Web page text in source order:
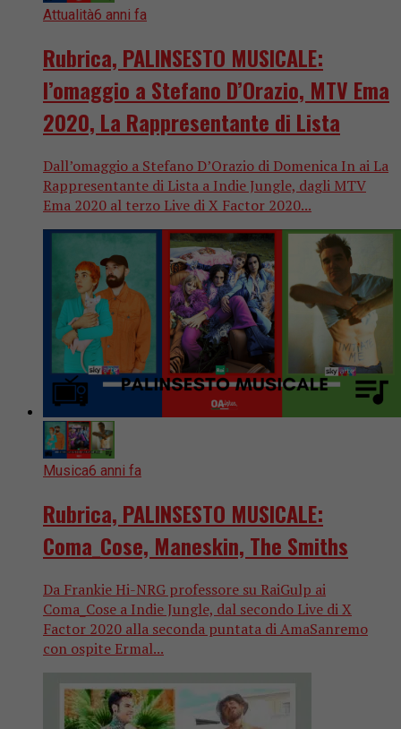
Attualità6 anni fa
Rubrica, PALINSESTO MUSICALE:
l’omaggio a Stefano D’Orazio, MTV Ema
2020, La Rappresentante di Lista
Dall’omaggio a Stefano D’Orazio di Domenica In ai La
Rappresentante di Lista a Indie Jungle, dagli MTV
Ema 2020 al terzo Live di X Factor 2020...
Musica6 anni fa
Rubrica, PALINSESTO MUSICALE:
Coma_Cose, Maneskin, The Smiths
Da Frankie Hi-NRG professore su RaiGulp ai
Coma_Cose a Indie Jungle, dal secondo Live di X
Factor 2020 alla seconda puntata di AmaSanremo
con ospite Ermal...